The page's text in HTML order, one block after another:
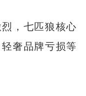
，七匹狼核心
奢品牌亏损等